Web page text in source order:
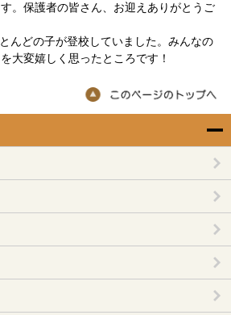
。保護者の皆さん、お迎えありがとうご
んどの子が登校していました。みんなの
大変嬉しく思ったところです！